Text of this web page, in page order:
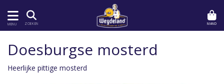
MENU ZOEKEN MAND
Doesburgse mosterd
Heerlijke pittige mosterd